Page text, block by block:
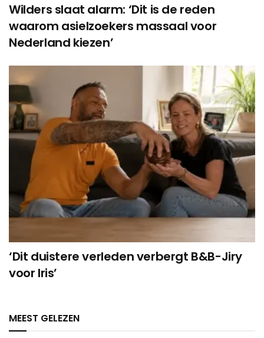
Wilders slaat alarm: ‘Dit is de reden
waarom asielzoekers massaal voor
Nederland kiezen’
‘Dit duistere verleden verbergt B&B-Jiry
voor Iris’
MEEST GELEZEN